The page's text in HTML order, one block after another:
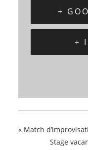
+
+
« Match
Stage